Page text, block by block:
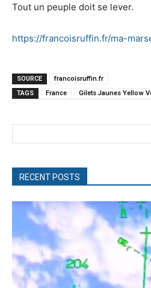
Tout un peuple doit se lever.
https://francoisruffin.fr/ma-
SOURCE
francoisruffin.fr
TAGS
France Gilets Jaunes Yellow
RECENT POSTS